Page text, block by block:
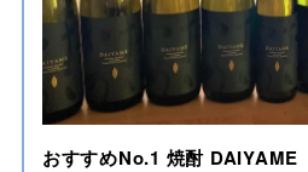
おすすめNo.1 焼酎 DAIYAME